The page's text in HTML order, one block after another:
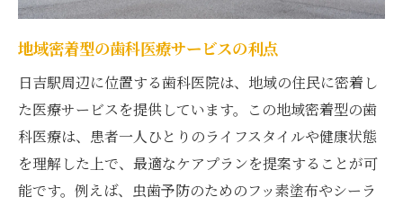
デンタルケア
オンライン購入可能な日吉駅周辺のデンタ
ルグッズ
日吉駅近くでの定期的な歯科受診のメリット
定期検診の重要性とその効果
日吉駅近くのおすすめ歯科医院一覧
早期発見で健康を守る歯科受診のポイント
地域密着型の歯科医療サービスの利点
日吉駅周辺に位置する歯科医院は、地域の住民に密着し
た医療サービスを提供しています。この地域密着型の歯
科医療は、患者一人ひとりのライフスタイルや健康状態
を理解した上で、最適なケアプランを提案することが可
能です。例えば、虫歯予防のためのフッ素塗布やシーラ